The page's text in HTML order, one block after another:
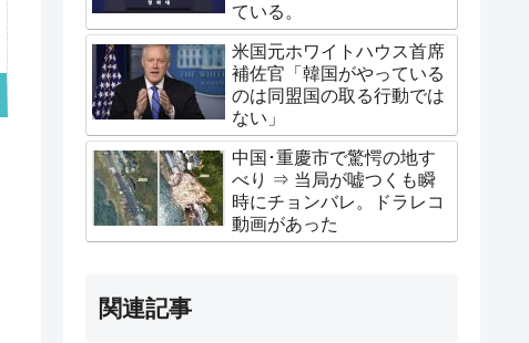
ている。
米国元ホワイトハウス首席
補佐官「韓国がやっている
のは同盟国の取る行動では
ない」
中国･重慶市で驚愕の地す
べり ⇒ 当局が嘘つくも瞬
時にチョンバレ。ドラレコ
動画があった
関連記事